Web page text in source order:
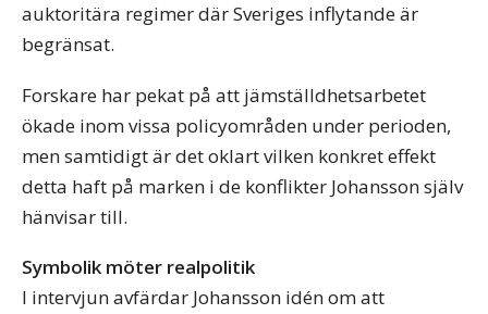
auktoritära regimer där Sveriges inflytande är
begränsat.
Forskare har pekat på att jämställdhetsarbetet
ökade inom vissa policyområden under perioden,
men samtidigt är det oklart vilken konkret effekt
detta haft på marken i de konflikter Johansson själv
hänvisar till.
Symbolik möter realpolitik
I intervjun avfärdar Johansson idén om att